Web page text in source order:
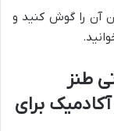
آن را گوش کنید و
طنز
برای